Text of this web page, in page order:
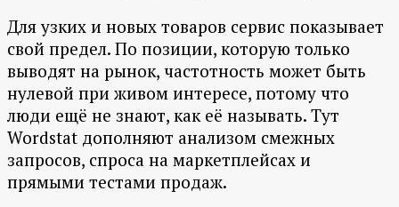
Для узких и новых товаров сервис показывает
свой предел. По позиции, которую только
выводят на рынок, частотность может быть
нулевой при живом интересе, потому что
люди ещё не знают, как её называть. Тут
Wordstat дополняют анализом смежных
запросов, спроса на маркетплейсах и
прямыми тестами продаж.